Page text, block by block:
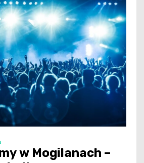
w Mogilanach –